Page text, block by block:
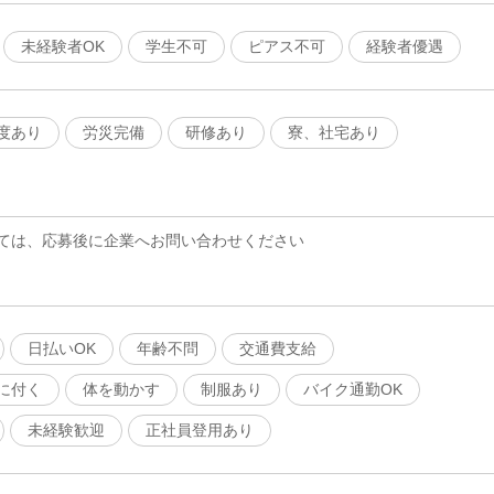
未経験者OK 学生不可 ピアス不可 経験者優遇
あり 労災完備 研修あり 寮、社宅あり
は、応募後に企業へお問い合わせください
日払いOK 年齢不問 交通費支給
付く 体を動かす 制服あり バイク通勤OK
未経験歓迎 正社員登用あり